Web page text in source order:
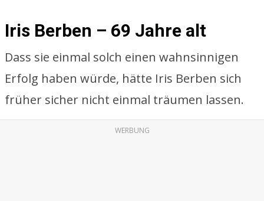
Iris Berben – 69 Jahre alt
Dass sie einmal solch einen wahnsinnigen
Erfolg haben würde, hätte Iris Berben sich
früher sicher nicht einmal träumen lassen.
WERBUNG